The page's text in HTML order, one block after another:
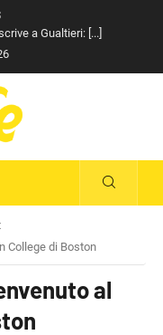
a Gualtieri: [...]
College di Boston
al